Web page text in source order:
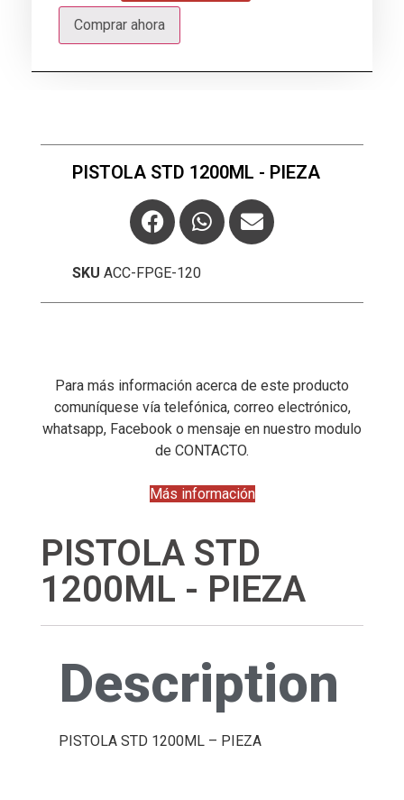
Comprar ahora
PISTOLA STD 1200ML - PIEZA
SKU ACC-FPGE-120
Para más información acerca de este producto
comuníquese vía telefónica, correo electrónico,
whatsapp, Facebook o mensaje en nuestro modulo
de CONTACTO.
Más información
PISTOLA STD
1200ML - PIEZA
Description
PISTOLA STD 1200ML – PIEZA